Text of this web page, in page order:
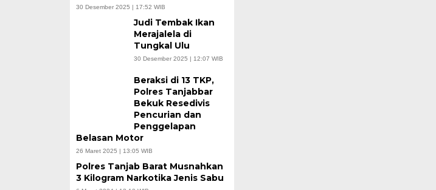
30 Desember 2025 | 17:52 WIB
Judi Tembak Ikan
Merajalela di
Tungkal Ulu
30 Desember 2025 | 12:07 WIB
Beraksi di 13 TKP,
Polres Tanjabbar
Bekuk Resedivis
Pencurian dan
Penggelapan
Belasan Motor
26 Maret 2025 | 13:05 WIB
Polres Tanjab Barat Musnahkan
3 Kilogram Narkotika Jenis Sabu